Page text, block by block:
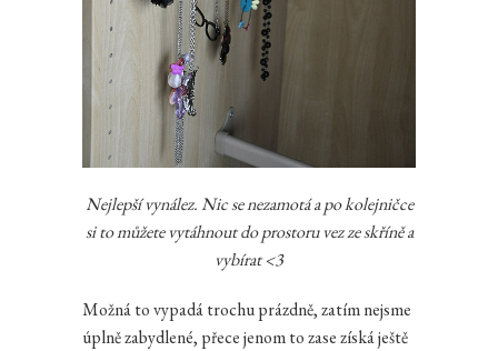
Nejlepší vynález. Nic se nezamotá a po kolejničce
si to můžete vytáhnout do prostoru vez ze skříně a
vybírat <3
Možná to vypadá trochu prázdně, zatím nejsme
úplně zabydlené, přece jenom to zase získá ještě